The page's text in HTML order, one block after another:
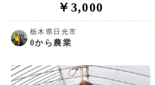
￥3,000
栃木県日光市
0から農業